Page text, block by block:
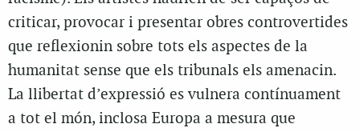
criticar, provocar i presentar obres controvertides
que reflexionin sobre tots els aspectes de la
humanitat sense que els tribunals els amenacin.
La llibertat d’expressió es vulnera contínuament
a tot el món, inclosa Europa a mesura que